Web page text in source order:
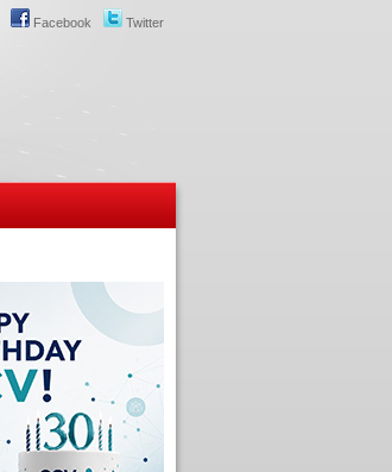
Twitter
Facebook